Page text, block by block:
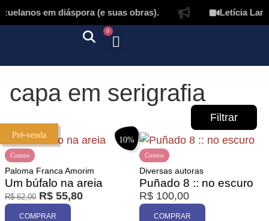
em diáspora (e suas obras). Letícia
0
capa em serigrafia
Filtrar
Promoção
10%
Pré-venda
Contos
Paloma Franca Amorim
Um búfalo na areia
R$62,00 R$ 55,80
COMPRAR
Contos
Diversas autoras
Puñado 8 :: no escuro
R$ 100,00
COMPRAR